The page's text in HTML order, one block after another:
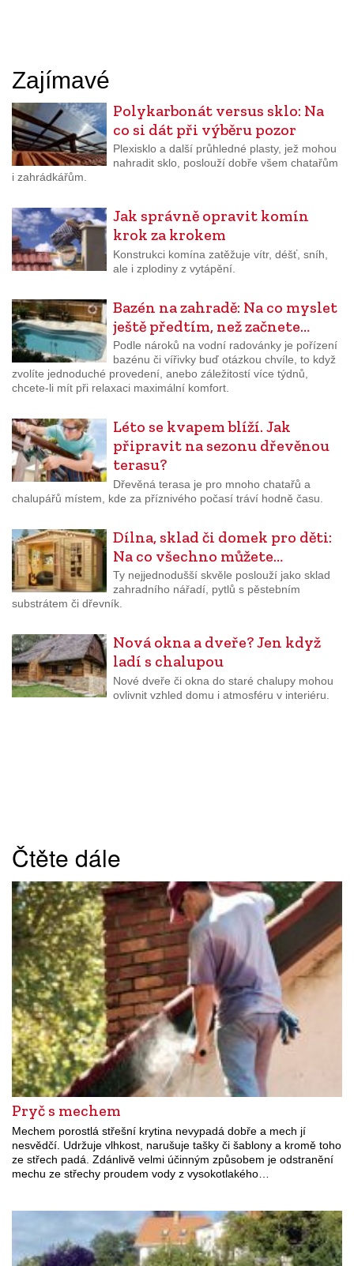
Zajímavé
Polykarbonát versus sklo: Na
co si dát při výběru pozor
Plexisklo a další průhledné plasty, jež mohou
nahradit sklo, poslouží dobře všem chatařům
i zahrádkářům.
Jak správně opravit komín
krok za krokem
Konstrukci komína zatěžuje vítr, déšť, sníh,
ale i zplodiny z vytápění.
Bazén na zahradě: Na co myslet
ještě předtím, než začnete…
Podle nároků na vodní radovánky je pořízení
bazénu či vířivky buď otázkou chvíle, to když
zvolíte jednoduché provedení, anebo záležitostí více týdnů,
chcete-li mít při relaxaci maximální komfort.
Léto se kvapem blíží. Jak
připravit na sezonu dřevěnou
terasu?
Dřevěná terasa je pro mnoho chatařů a
chalupářů místem, kde za příznivého počasí tráví hodně času.
Dílna, sklad či domek pro děti:
Na co všechno můžete…
Ty nejjednodušší skvěle poslouží jako sklad
zahradního nářadí, pytlů s pěstebním
substrátem či dřevník.
Nová okna a dveře? Jen když
ladí s chalupou
Nové dveře či okna do staré chalupy mohou
ovlivnit vzhled domu i atmosféru v interiéru.
Čtěte dále
Pryč s mechem
Mechem porostlá střešní krytina nevypadá dobře a mech jí
nesvědčí. Udržuje vlhkost, narušuje tašky či šablony a kromě toho
ze střech padá. Zdánlivě velmi účinným způsobem je odstranění
mechu ze střechy proudem vody z vysokotlakého…